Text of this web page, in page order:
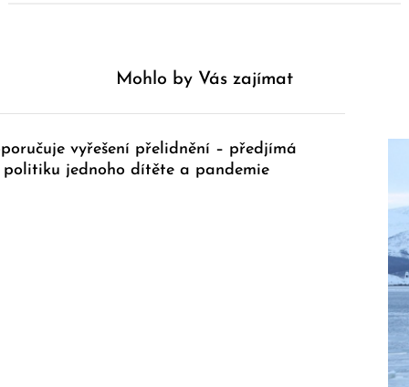
Mohlo by Vás zajímat
vyřešení přelidnění – předjímá
jednoho dítěte a pandemie